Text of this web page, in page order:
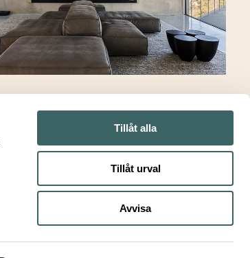
Tillåt alla
Tillåt urval
Avvisa
Byredo»